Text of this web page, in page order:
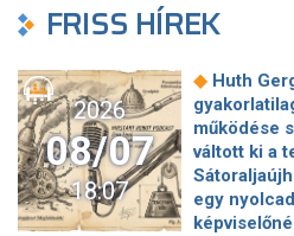
FRISS HÍREK
2026
08/07
18:07
◆ Huth
működése
váltott ki a
egy